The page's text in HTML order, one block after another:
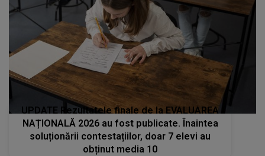
UPDATE Rezultatele finale de la EVALUAREA
NAȚIONALĂ 2026 au fost publicate. Înaintea
soluționării contestațiilor, doar 7 elevi au
obținut media 10